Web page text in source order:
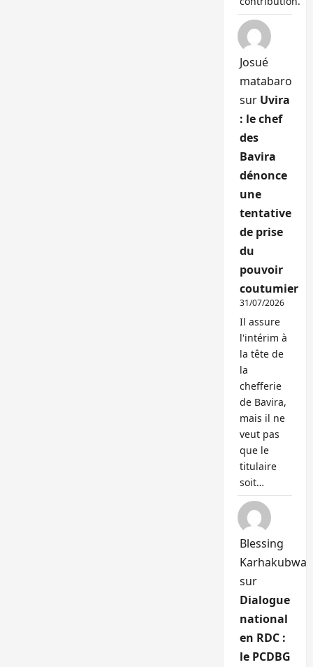
Josué
matabaro
sur Uvira
: le chef
des
Bavira
dénonce
une
tentative
de prise
du
pouvoir
coutumier
31/07/2026
Il assure
l'intérim à
la tête de
la
chefferie
de Bavira,
mais il ne
veut pas
que le
titulaire
soit…
Blessing
Karhakubwa
sur
Dialogue
national
en RDC :
le PCDBG